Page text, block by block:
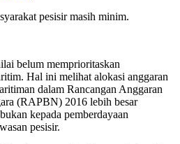
pesisir masih minim.
belum memprioritaskan
Hal ini melihat alokasi anggaran
dalam Rancangan Anggaran
(RAPBN) 2016 lebih besar
kepada pemberdayaan
pesisir.